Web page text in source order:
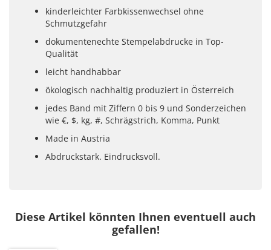
kinderleichter Farbkissenwechsel ohne
Schmutzgefahr
dokumentenechte Stempelabdrucke in Top-
Qualität
leicht handhabbar
ökologisch nachhaltig produziert in Österreich
jedes Band mit Ziffern 0 bis 9 und Sonderzeichen
wie €, $, kg, #, Schrägstrich, Komma, Punkt
Made in Austria
Abdruckstark. Eindrucksvoll.
Diese Artikel könnten Ihnen eventuell auch
gefallen!